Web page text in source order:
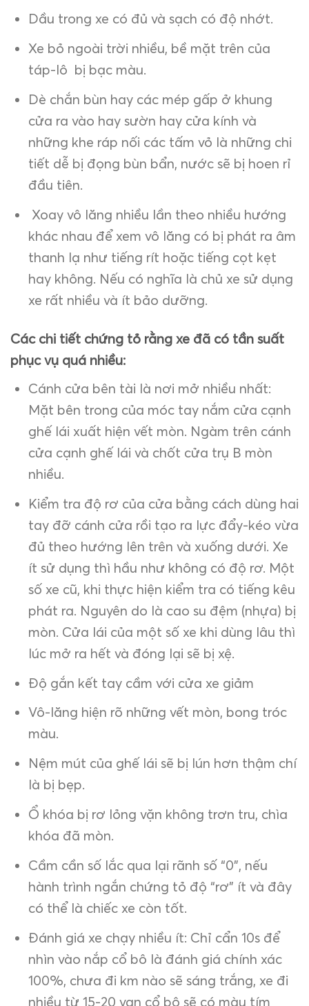
Dầu trong xe có đủ và sạch có độ nhớt.
Xe bỏ ngoài trời nhiều, bề mặt trên của
táp-lô bị bạc màu.
Dè chắn bùn hay các mép gấp ở khung
cửa ra vào hay sườn hay cửa kính và
những khe ráp nối các tấm vỏ là những chi
tiết dễ bị đọng bùn bẩn, nước sẽ bị hoen rỉ
đầu tiên.
Xoay vô lăng nhiều lần theo nhiều hướng
khác nhau để xem vô lăng có bị phát ra âm
thanh lạ như tiếng rít hoặc tiếng cọt kẹt
hay không. Nếu có nghĩa là chủ xe sử dụng
xe rất nhiều và ít bảo dưỡng.
Các chi tiết chứng tỏ rằng xe đã có tần suất
phục vụ quá nhiều:
Cánh cửa bên tài là nơi mở nhiều nhất:
Mặt bên trong của móc tay nắm cửa cạnh
ghế lái xuất hiện vết mòn. Ngàm trên cánh
cửa cạnh ghế lái và chốt cửa trụ B mòn
nhiều.
Kiểm tra độ rơ của cửa bằng cách dùng hai
tay đỡ cánh cửa rồi tạo ra lực đẩy-kéo vừa
đủ theo hướng lên trên và xuống dưới. Xe
ít sử dụng thì hầu như không có độ rơ. Một
số xe cũ, khi thực hiện kiểm tra có tiếng kêu
phát ra. Nguyên do là cao su đệm (nhựa) bị
mòn. Cửa lái của một số xe khi dùng lâu thì
lúc mở ra hết và đóng lại sẽ bị xệ.
Độ gắn kết tay cầm với cửa xe giảm
Vô-lăng hiện rõ những vết mòn, bong tróc
màu.
Nệm mút của ghế lái sẽ bị lún hơn thậm chí
là bị bẹp.
Ổ khóa bị rơ lỏng vặn không trơn tru, chìa
khóa đã mòn.
Cầm cần số lắc qua lại rãnh số “0”, nếu
hành trình ngắn chứng tỏ độ “rơ” ít và đây
có thể là chiếc xe còn tốt.
Đánh giá xe chạy nhiều ít: Chỉ cẩn 10s để
nhìn vào nắp cổ bô là đánh giá chính xác
100%, chưa đi km nào sẽ sáng trắng, xe đi
nhiều từ 15-20 vạn cổ bô sẽ có màu tím